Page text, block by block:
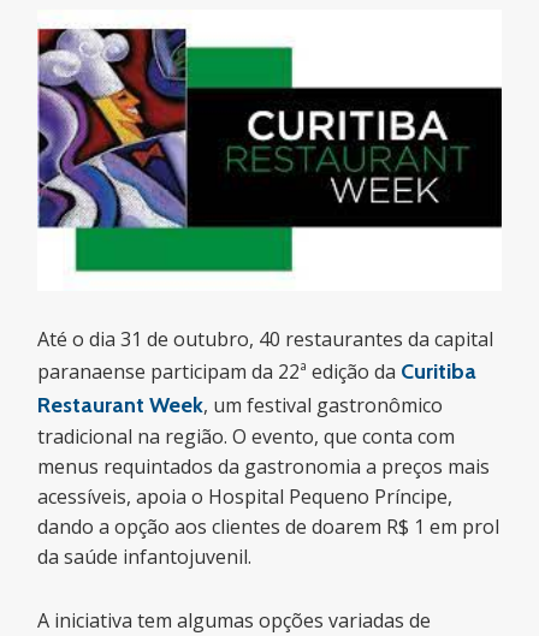
Até o dia 31 de outubro, 40 restaurantes da capital
paranaense participam da 22ª edição da Curitiba
Restaurant Week, um festival gastronômico
tradicional na região. O evento, que conta com
menus requintados da gastronomia a preços mais
acessíveis, apoia o Hospital Pequeno Príncipe,
dando a opção aos clientes de doarem R$ 1 em prol
da saúde infantojuvenil.
A iniciativa tem algumas opções variadas de